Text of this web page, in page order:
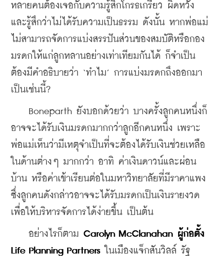
หลายคนต้องเจอกับความรู้สึกโกรธเกรี้ยว ผิดหวัง
และรู้สึกว่าไม่ได้รับความเป็นธรรม ดังนั้น หากพ่อแม่
ไม่สามารถจัดการแบ่งสรรปันส่วนของสมบัติหรือกอง
มรดกให้แก่ลูกหลานอย่างเท่าเทียมกันได้ ก็จำเป็น
ต้องมีคำอธิบายว่า ‘ทำไม’ การแบ่งมรดกถึงออกมา
เป็นเช่นนี้?
Boneparth ยังบอกด้วยว่า บางครั้งลูกคนหนึ่งก็
อาจจะได้รับเงินมรดกมากกว่าลูกอีกคนหนึ่ง เพราะ
พ่อแม่เห็นว่ามีเหตุจำเป็นที่จะต้องได้รับเงินช่วยเหลือ
ในด้านต่างๆ มากกว่า อาทิ ค่าเงินดาวน์และผ่อน
บ้าน หรือค่าเข้าเรียนต่อในมหาวิทยาลัยที่มีราคาแพง
ซึ่งลูกคนดังกล่าวอาจจะได้รับมรดกเป็นเงินรายงวด
เพื่อให้บริหารจัดการได้ง่ายขึ้น เป็นต้น
อย่างไรก็ตาม Carolyn McClanahan ผู้ก่อตั้ง
Life Planning Partners ในเมืองแจ็กสันวิลล์ รัฐ